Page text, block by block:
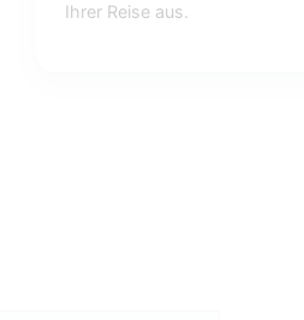
Ihrer Reise aus.